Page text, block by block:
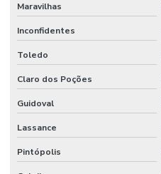
Maravilhas
Inconfidentes
Toledo
Claro dos Poções
Guidoval
Lassance
Pintópolis